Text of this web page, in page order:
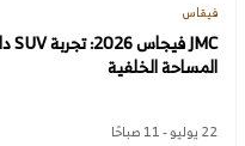
فيقاس
المساحة الخلفية
22 يوليو - 11 صباحًا